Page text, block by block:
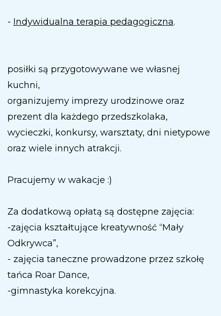
- Indywidualna terapia pedagogiczna.
posiłki są przygotowywane we własnej
kuchni,
organizujemy imprezy urodzinowe oraz
prezent dla każdego przedszkolaka,
wycieczki, konkursy, warsztaty, dni nietypowe
oraz wiele innych atrakcji.
Pracujemy w wakacje :)
Za dodatkową opłatą są dostępne zajęcia:
-zajęcia kształtujące kreatywność “Mały
Odkrywca”,
- zajęcia taneczne prowadzone przez szkołę
tańca Roar Dance,
-gimnastyka korekcyjna.